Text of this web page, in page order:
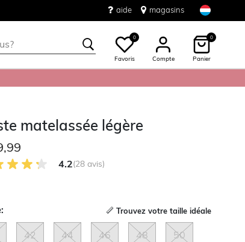
aide magasins
0
Favoris Compte
0
Panier
matelassée légère
5 avis des clients
4.2(28 avis)
Trouvez votre taille idéale
42 44 46 48 50